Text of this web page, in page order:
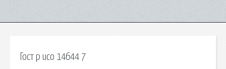
Гост р исо 14644 7